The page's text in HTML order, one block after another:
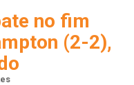
no fim
(2-2),